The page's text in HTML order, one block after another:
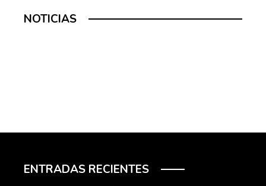
NOTICIAS
ENTRADAS RECIENTES